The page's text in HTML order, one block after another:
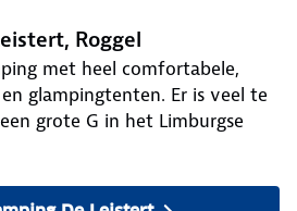
Roggel
met heel comfortabele,
glampingtenten. Er is veel te
grote G in het Limburgse